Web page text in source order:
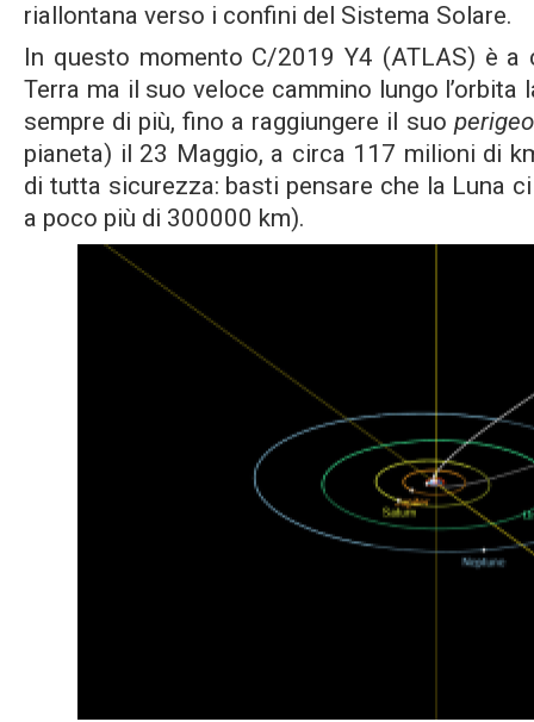
riallontana verso i confini del Sistema Solare.
In questo momento C/2019 Y4 (ATLAS) è
Terra ma il suo veloce cammino lungo
sempre di più, fino a raggiungere il suo perigeo
pianeta) il 23 Maggio, a circa 117 milioni di
di tutta sicurezza: basti pensare che la Luna
a poco più di 300000 km).